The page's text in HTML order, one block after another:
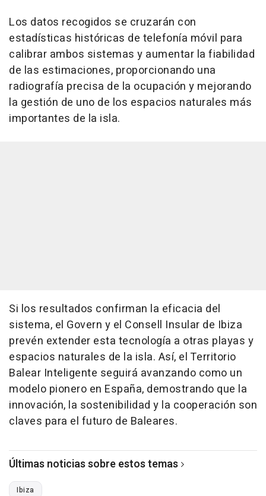
Los datos recogidos se cruzarán con
estadísticas históricas de telefonía móvil para
calibrar ambos sistemas y aumentar la fiabilidad
de las estimaciones, proporcionando una
radiografía precisa de la ocupación y mejorando
la gestión de uno de los espacios naturales más
importantes de la isla.
Si los resultados confirman la eficacia del
sistema, el Govern y el Consell Insular de Ibiza
prevén extender esta tecnología a otras playas y
espacios naturales de la isla. Así, el Territorio
Balear Inteligente seguirá avanzando como un
modelo pionero en España, demostrando que la
innovación, la sostenibilidad y la cooperación son
claves para el futuro de Baleares.
Últimas noticias sobre estos temas
Ibiza